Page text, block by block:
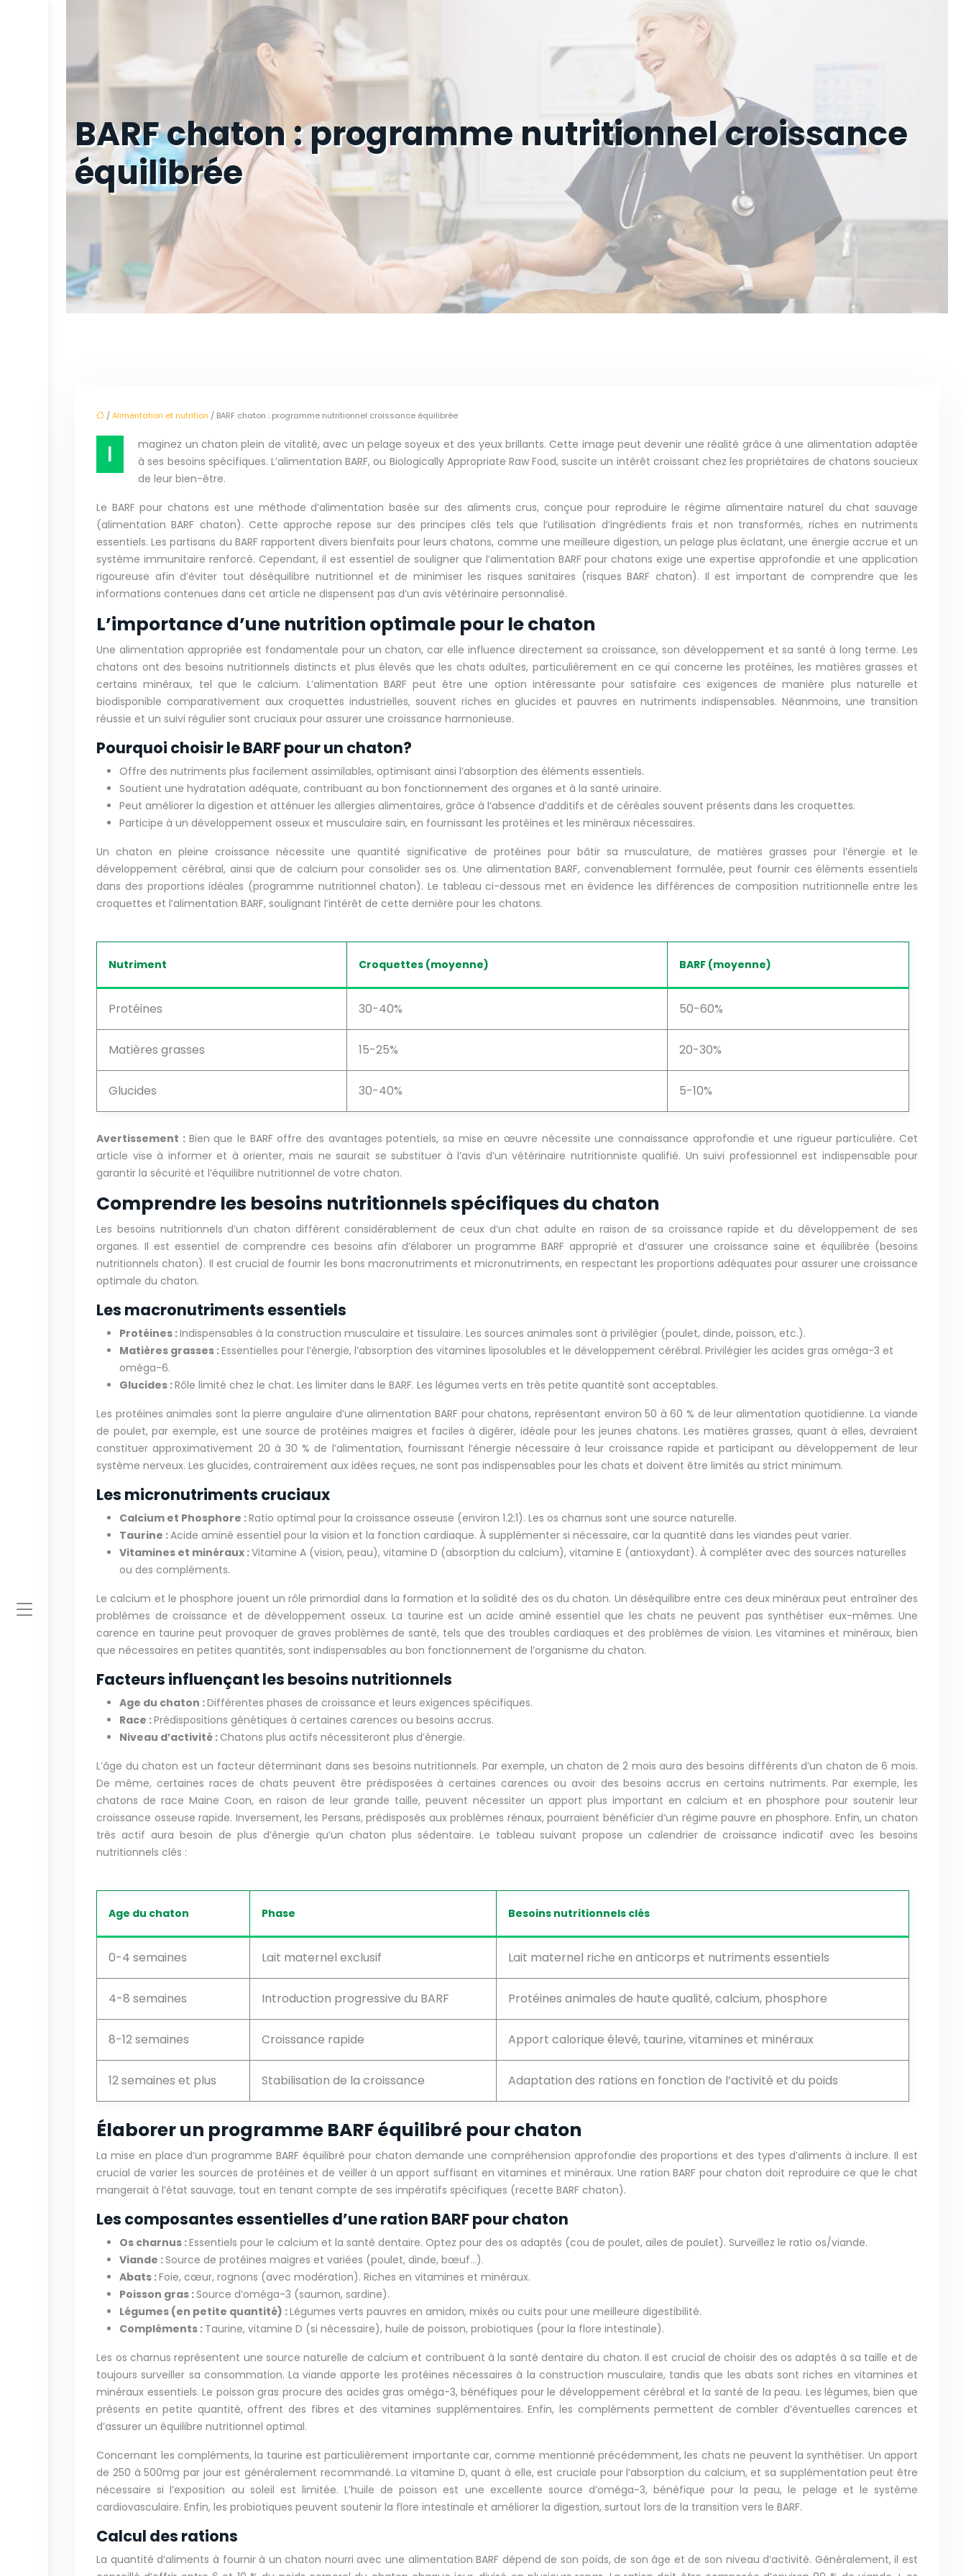
BARF chaton : programme nutritionnel croissance
équilibrée
/Alimentation et nutrition / BARF chaton : programme nutritionnel croissance équilibrée
I
maginez un chaton plein de vitalité, avec un pelage soyeux et des yeux brillants. Cette image peut devenir une réalité grâce à une alimentation adaptée
à ses besoins spécifiques. L’alimentation BARF, ou Biologically Appropriate Raw Food, suscite un intérêt croissant chez les propriétaires de chatons soucieux
de leur bien-être.
Le BARF pour chatons est une méthode d’alimentation basée sur des aliments crus, conçue pour reproduire le régime alimentaire naturel du chat sauvage
(alimentation BARF chaton). Cette approche repose sur des principes clés tels que l’utilisation d’ingrédients frais et non transformés, riches en nutriments
essentiels. Les partisans du BARF rapportent divers bienfaits pour leurs chatons, comme une meilleure digestion, un pelage plus éclatant, une énergie accrue et un
système immunitaire renforcé. Cependant, il est essentiel de souligner que l’alimentation BARF pour chatons exige une expertise approfondie et une application
rigoureuse afin d’éviter tout déséquilibre nutritionnel et de minimiser les risques sanitaires (risques BARF chaton). Il est important de comprendre que les
informations contenues dans cet article ne dispensent pas d’un avis vétérinaire personnalisé.
L’importance d’une nutrition optimale pour le chaton
Une alimentation appropriée est fondamentale pour un chaton, car elle influence directement sa croissance, son développement et sa santé à long terme. Les
chatons ont des besoins nutritionnels distincts et plus élevés que les chats adultes, particulièrement en ce qui concerne les protéines, les matières grasses et
certains minéraux, tel que le calcium. L’alimentation BARF peut être une option intéressante pour satisfaire ces exigences de manière plus naturelle et
biodisponible comparativement aux croquettes industrielles, souvent riches en glucides et pauvres en nutriments indispensables. Néanmoins, une transition
réussie et un suivi régulier sont cruciaux pour assurer une croissance harmonieuse.
Pourquoi choisir le BARF pour un chaton?
Offre des nutriments plus facilement assimilables, optimisant ainsi l’absorption des éléments essentiels.
Soutient une hydratation adéquate, contribuant au bon fonctionnement des organes et à la santé urinaire.
Peut améliorer la digestion et atténuer les allergies alimentaires, grâce à l’absence d’additifs et de céréales souvent présents dans les croquettes.
Participe à un développement osseux et musculaire sain, en fournissant les protéines et les minéraux nécessaires.
Un chaton en pleine croissance nécessite une quantité significative de protéines pour bâtir sa musculature, de matières grasses pour l’énergie et le
développement cérébral, ainsi que de calcium pour consolider ses os. Une alimentation BARF, convenablement formulée, peut fournir ces éléments essentiels
dans des proportions idéales (programme nutritionnel chaton). Le tableau ci-dessous met en évidence les différences de composition nutritionnelle entre les
croquettes et l’alimentation BARF, soulignant l’intérêt de cette dernière pour les chatons.
Nutriment Croquettes (moyenne) BARF (moyenne)
Protéines 30-40% 50-60%
Matières grasses 15-25% 20-30%
Glucides 30-40% 5-10%
Avertissement : Bien que le BARF offre des avantages potentiels, sa mise en œuvre nécessite une connaissance approfondie et une rigueur particulière. Cet
article vise à informer et à orienter, mais ne saurait se substituer à l’avis d’un vétérinaire nutritionniste qualifié. Un suivi professionnel est indispensable pour
garantir la sécurité et l’équilibre nutritionnel de votre chaton.
Comprendre les besoins nutritionnels spécifiques du chaton
Les besoins nutritionnels d’un chaton diffèrent considérablement de ceux d’un chat adulte en raison de sa croissance rapide et du développement de ses
organes. Il est essentiel de comprendre ces besoins afin d’élaborer un programme BARF approprié et d’assurer une croissance saine et équilibrée (besoins
nutritionnels chaton). Il est crucial de fournir les bons macronutriments et micronutriments, en respectant les proportions adéquates pour assurer une croissance
optimale du chaton.
Les macronutriments essentiels
Protéines :Indispensables à la construction musculaire et tissulaire. Les sources animales sont à privilégier (poulet, dinde, poisson, etc.).
Matières grasses :Essentielles pour l’énergie, l’absorption des vitamines liposolubles et le développement cérébral. Privilégier les acides gras oméga-3 et
oméga-6.
Glucides :Rôle limité chez le chat. Les limiter dans le BARF. Les légumes verts en très petite quantité sont acceptables.
Les protéines animales sont la pierre angulaire d’une alimentation BARF pour chatons, représentant environ 50 à 60 % de leur alimentation quotidienne. La viande
de poulet, par exemple, est une source de protéines maigres et faciles à digérer, idéale pour les jeunes chatons. Les matières grasses, quant à elles, devraient
constituer approximativement 20 à 30 % de l’alimentation, fournissant l’énergie nécessaire à leur croissance rapide et participant au développement de leur
système nerveux. Les glucides, contrairement aux idées reçues, ne sont pas indispensables pour les chats et doivent être limités au strict minimum.
Les micronutriments cruciaux
Calcium et Phosphore :Ratio optimal pour la croissance osseuse (environ 1.2:1). Les os charnus sont une source naturelle.
Taurine :Acide aminé essentiel pour la vision et la fonction cardiaque. À supplémenter si nécessaire, car la quantité dans les viandes peut varier.
Vitamines et minéraux :Vitamine A (vision, peau), vitamine D (absorption du calcium), vitamine E (antioxydant). À compléter avec des sources naturelles
ou des compléments.
Le calcium et le phosphore jouent un rôle primordial dans la formation et la solidité des os du chaton. Un déséquilibre entre ces deux minéraux peut entraîner des
problèmes de croissance et de développement osseux. La taurine est un acide aminé essentiel que les chats ne peuvent pas synthétiser eux-mêmes. Une
carence en taurine peut provoquer de graves problèmes de santé, tels que des troubles cardiaques et des problèmes de vision. Les vitamines et minéraux, bien
que nécessaires en petites quantités, sont indispensables au bon fonctionnement de l’organisme du chaton.
Facteurs influençant les besoins nutritionnels
Age du chaton :Différentes phases de croissance et leurs exigences spécifiques.
Race :Prédispositions génétiques à certaines carences ou besoins accrus.
Niveau d’activité : Chatons plus actifs nécessiteront plus d’énergie.
L’âge du chaton est un facteur déterminant dans ses besoins nutritionnels. Par exemple, un chaton de 2 mois aura des besoins différents d’un chaton de 6 mois.
De même, certaines races de chats peuvent être prédisposées à certaines carences ou avoir des besoins accrus en certains nutriments. Par exemple, les
chatons de race Maine Coon, en raison de leur grande taille, peuvent nécessiter un apport plus important en calcium et en phosphore pour soutenir leur
croissance osseuse rapide. Inversement, les Persans, prédisposés aux problèmes rénaux, pourraient bénéficier d’un régime pauvre en phosphore. Enfin, un chaton
très actif aura besoin de plus d’énergie qu’un chaton plus sédentaire. Le tableau suivant propose un calendrier de croissance indicatif avec les besoins
nutritionnels clés :
Age du chaton Phase Besoins nutritionnels clés
0-4 semaines Lait maternel exclusif Lait maternel riche en anticorps et nutriments essentiels
4-8 semaines Introduction progressive du BARF Protéines animales de haute qualité, calcium, phosphore
8-12 semaines Croissance rapide Apport calorique élevé, taurine, vitamines et minéraux
12 semaines et plus Stabilisation de la croissance Adaptation des rations en fonction de l’activité et du poids
Élaborer un programme BARF équilibré pour chaton
La mise en place d’un programme BARF équilibré pour chaton demande une compréhension approfondie des proportions et des types d’aliments à inclure. Il est
crucial de varier les sources de protéines et de veiller à un apport suffisant en vitamines et minéraux. Une ration BARF pour chaton doit reproduire ce que le chat
mangerait à l’état sauvage, tout en tenant compte de ses impératifs spécifiques (recette BARF chaton).
Les composantes essentielles d’une ration BARF pour chaton
Os charnus :Essentiels pour le calcium et la santé dentaire. Optez pour des os adaptés (cou de poulet, ailes de poulet). Surveillez le ratio os/viande.
Viande :Source de protéines maigres et variées (poulet, dinde, bœuf…).
Abats :Foie, cœur, rognons (avec modération). Riches en vitamines et minéraux.
Poisson gras :Source d’oméga-3 (saumon, sardine).
Légumes (en petite quantité) :Légumes verts pauvres en amidon, mixés ou cuits pour une meilleure digestibilité.
Compléments : Taurine, vitamine D (si nécessaire), huile de poisson, probiotiques (pour la flore intestinale).
Les os charnus représentent une source naturelle de calcium et contribuent à la santé dentaire du chaton. Il est crucial de choisir des os adaptés à sa taille et de
toujours surveiller sa consommation. La viande apporte les protéines nécessaires à la construction musculaire, tandis que les abats sont riches en vitamines et
minéraux essentiels. Le poisson gras procure des acides gras oméga-3, bénéfiques pour le développement cérébral et la santé de la peau. Les légumes, bien que
présents en petite quantité, offrent des fibres et des vitamines supplémentaires. Enfin, les compléments permettent de combler d’éventuelles carences et
d’assurer un équilibre nutritionnel optimal.
Concernant les compléments, la taurine est particulièrement importante car, comme mentionné précédemment, les chats ne peuvent la synthétiser. Un apport
de 250 à 500mg par jour est généralement recommandé. La vitamine D, quant à elle, est cruciale pour l’absorption du calcium, et sa supplémentation peut être
nécessaire si l’exposition au soleil est limitée. L’huile de poisson est une excellente source d’oméga-3, bénéfique pour la peau, le pelage et le système
cardiovasculaire. Enfin, les probiotiques peuvent soutenir la flore intestinale et améliorer la digestion, surtout lors de la transition vers le BARF.
Calcul des rations
La quantité d’aliments à fournir à un chaton nourri avec une alimentation BARF dépend de son poids, de son âge et de son niveau d’activité. Généralement, il est